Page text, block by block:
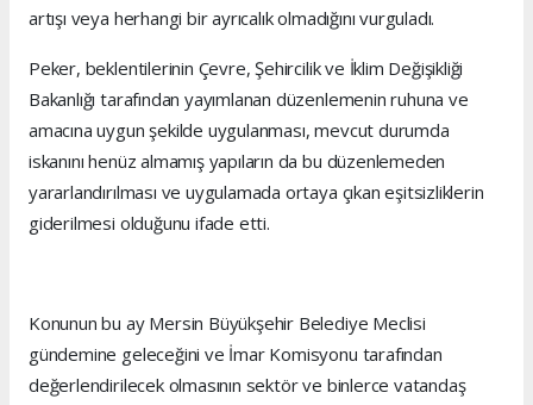
artışı veya herhangi bir ayrıcalık olmadığını vurguladı.
Peker, beklentilerinin Çevre, Şehircilik ve İklim Değişikliği
Bakanlığı tarafından yayımlanan düzenlemenin ruhuna ve
amacına uygun şekilde uygulanması, mevcut durumda
iskanını henüz almamış yapıların da bu düzenlemeden
yararlandırılması ve uygulamada ortaya çıkan eşitsizliklerin
giderilmesi olduğunu ifade etti.
Konunun bu ay Mersin Büyükşehir Belediye Meclisi
gündemine geleceğini ve İmar Komisyonu tarafından
değerlendirilecek olmasının sektör ve binlerce vatandaş